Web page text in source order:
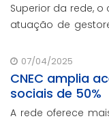
Superior da rede,
atuação de
contando com o
07/04/2025
CNEC amplia
sociais de 50%
A rede oferece